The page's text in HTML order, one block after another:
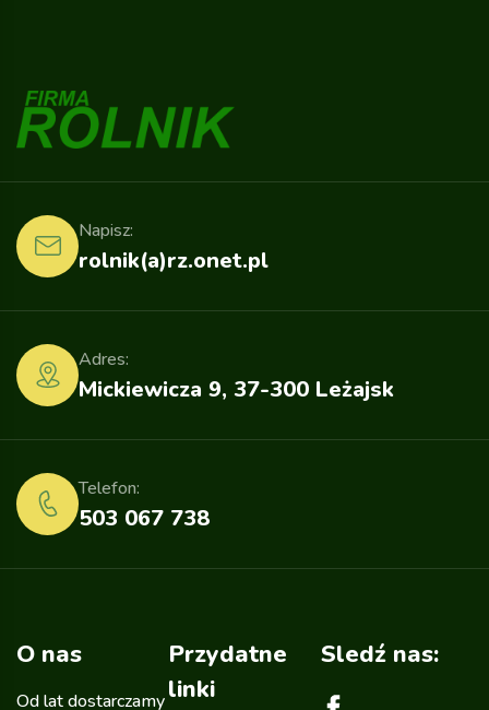
rolnik(a)rz.onet.pl
Napisz:
Mickiewicza 9, 37-300 Leżajsk
Adres:
503 067 738
Telefon:
O nas
Od lat dostarczamy
Przydatne
linki
Sledź nas: